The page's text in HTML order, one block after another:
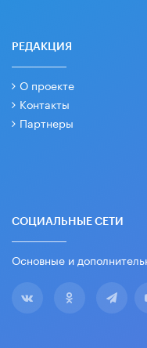
РЕДАКЦИЯ
О проекте
Контакты
Партнеры
СОЦИАЛЬНЫЕ СЕТИ
Основные и